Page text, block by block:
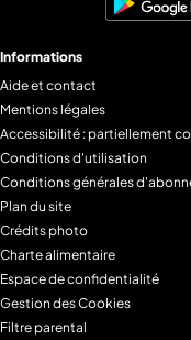
Informations
Aide et contact
Mentions légales
Accessibilité : partiellement
Conditions d'utilisation
Conditions générales
Plan du site
Crédits photo
Charte alimentaire
Espace de confidentialité
Gestion des Cookies
Filtre parental